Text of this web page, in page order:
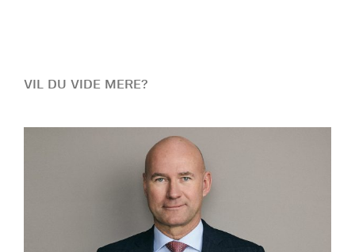
VIL DU VIDE MERE?